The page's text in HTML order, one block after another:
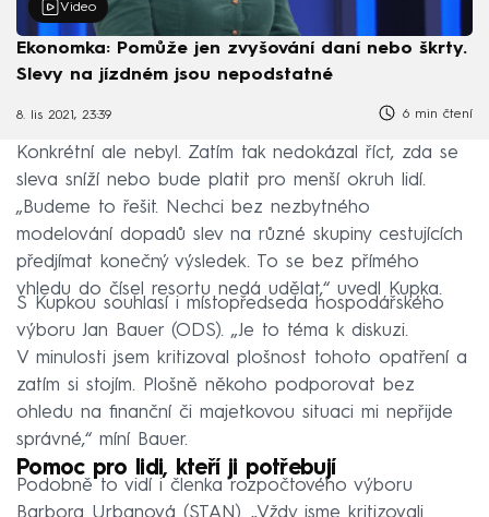
Video
Ekonomka: Pomůže jen zvyšování daní nebo škrty.
Slevy na jízdném jsou nepodstatné
8. lis 2021, 23:39 6 min čtení
Konkrétní ale nebyl. Zatím tak nedokázal říct, zda se
sleva sníží nebo bude platit pro menší okruh lidí.
„Budeme to řešit. Nechci bez nezbytného
modelování dopadů slev na různé skupiny cestujících
předjímat konečný výsledek. To se bez přímého
vhledu do čísel resortu nedá udělat,“ uvedl Kupka.
S Kupkou souhlasí i místopředseda hospodářského
výboru Jan Bauer (ODS). „Je to téma k diskuzi.
V minulosti jsem kritizoval plošnost tohoto opatření a
zatím si stojím. Plošně někoho podporovat bez
ohledu na finanční či majetkovou situaci mi nepřijde
správné,“ míní Bauer.
Pomoc pro lidi, kteří ji potřebují
Podobně to vidí i členka rozpočtového výboru
Barbora Urbanová (STAN). „Vždy jsme kritizovali